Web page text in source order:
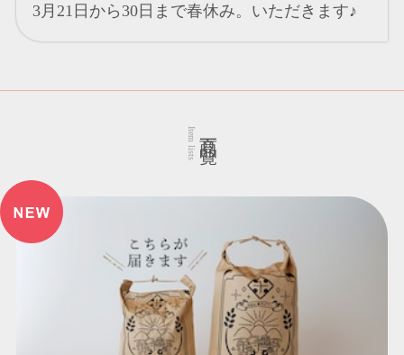
3月21日から30日まで春休み。いただきます♪
Item lists